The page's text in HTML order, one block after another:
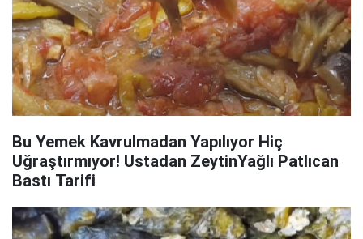
Bu Yemek Kavrulmadan Yapılıyor Hiç
Uğraştırmıyor! Ustadan ZeytinYağlı Patlıcan
Bastı Tarifi